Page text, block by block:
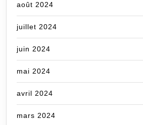
août 2024
juillet 2024
juin 2024
mai 2024
avril 2024
mars 2024